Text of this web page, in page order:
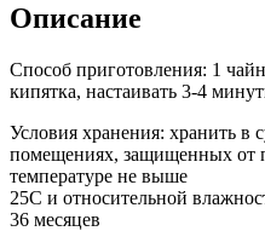
Описание
Способ приготовления: 1
кипятка, настаивать 3-4
Условия хранения: хранить в
помещениях, защищенных от
температуре не выше
25C и относительной
36 месяцев